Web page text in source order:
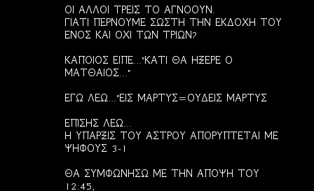
ΟΙ ΑΛΛΟΙ ΤΡΕΙΣ ΤΟ ΑΓΝΟΟΥΝ.
ΓΙΑΤΙ ΠΕΡΝΟΥΜΕ ΣΩΣΤΗ ΤΗΝ ΕΚΔΟΧΗ ΤΟΥ
ΕΝΟΣ ΚΑΙ ΟΧΙ ΤΩΝ ΤΡΙΩΝ?
ΚΑΠΟΙΟΣ ΕΙΠΕ..."ΚΑΤΙ ΘΑ ΗΞΕΡΕ Ο
ΜΑΤΘΑΙΟΣ..."
ΕΓΩ ΛΕΩ..."ΕΙΣ ΜΑΡΤΥΣ=ΟΥΔΕΙΣ ΜΑΡΤΥΣ
ΕΠΙΣΗΣ ΛΕΩ...
Η ΥΠΑΡΞΙΣ ΤΟΥ ΑΣΤΡΟΥ ΑΠΟΡΥΠΤΕΤΑΙ ΜΕ
ΨΗΦΟΥΣ 3-1
ΘΑ ΣΥΜΦΩΝΗΣΩ ΜΕ ΤΗΝ ΑΠΟΨΗ ΤΟΥ
12:45,